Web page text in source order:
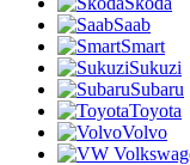
Saab
Smart
Sukuzi
Subaru
Toyota
Volvo